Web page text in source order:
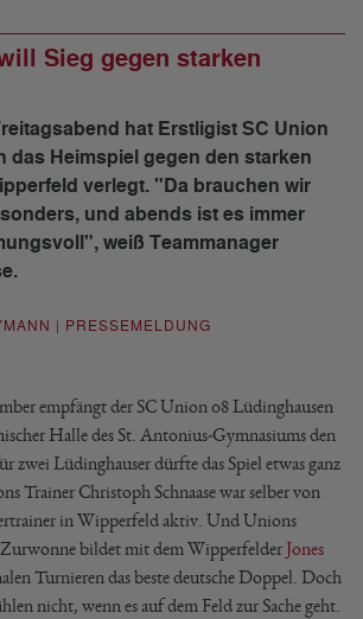
Sieg gegen starken
hat Erstligist SC Union
das Heimspiel gegen den starken
verlegt. "Da brauchen wir
und abends ist es immer
weiß Teammanager
| PRESSEMELDUNG
empfängt der SC Union 08 Lüdinghausen
Halle des St. Antonius-Gymnasiums den
zwei Lüdinghauser dürfte das Spiel etwas ganz
Trainer Christoph Schnaase war selber von
in Wipperfeld aktiv. Und Unions
Zurwonne bildet mit dem Wipperfelder Jones
Turnieren das beste deutsche Doppel. Doch
nicht, wenn es auf dem Feld zur Sache geht.